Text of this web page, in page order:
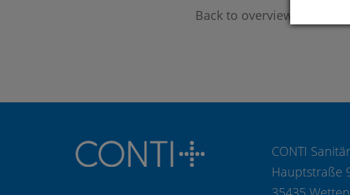
Back to overview
CONTI
Hauptstraße